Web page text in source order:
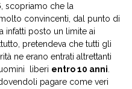
, scopriamo che la
convincenti, dal punto di
infatti posto un limite ai
pretendeva che tutti gli
ne erano entrati altrettanti
liberi entro 10 anni.
pagare come veri